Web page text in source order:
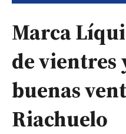
Marca
de vientres
buenas
Riachuelo